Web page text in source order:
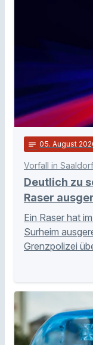
notes 05. August
Vorfall in
Deutlich zu
Raser
Ein Raser hat
Surheim
Grenzpolizei